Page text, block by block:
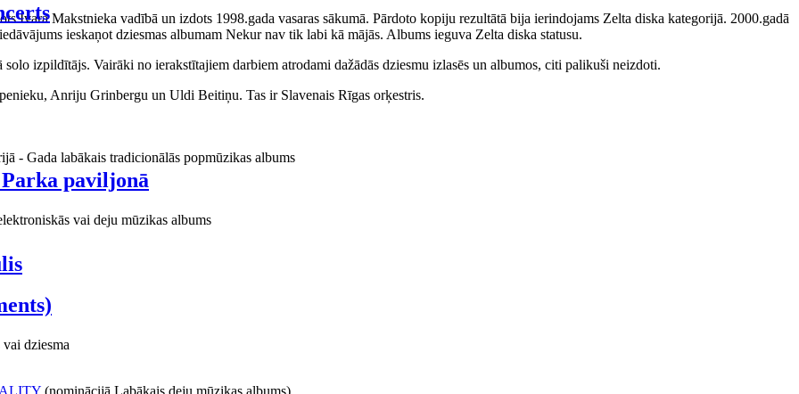
paviljonā
Ivara Makstnieka vadībā un izdots 1998.gada vasaras sākumā. Pārdoto kopiju rezultātā bija ierindojams Zelta diska kategorijā. 2000.gadā
ieskaņot dziesmas albumam Nekur nav tik labi kā mājās. Albums ieguva Zelta diska statusu.
izpildītājs. Vairāki no ierakstītajiem darbiem atrodami dažādās dziesmu izlasēs un albumos, citi palikuši neizdoti.
Anriju Grinbergu un Uldi Beitiņu. Tas ir Slavenais Rīgas orķestris.
- Gada labākais tradicionālās popmūzikas albums
vai deju mūzikas albums
dziesma
(nominācijā Labākais deju mūzikas albums)